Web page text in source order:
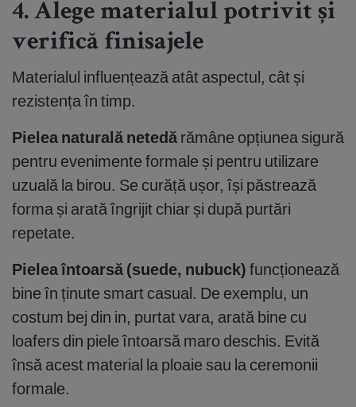
4. Alege materialul potrivit și
verifică finisajele
Materialul influențează atât aspectul, cât și
rezistența în timp.
Pielea naturală netedă rămâne opțiunea sigură
pentru evenimente formale și pentru utilizare
uzuală la birou. Se curăță ușor, își păstrează
forma și arată îngrijit chiar și după purtări
repetate.
Pielea întoarsă (suede, nubuck) funcționează
bine în ținute smart casual. De exemplu, un
costum bej din in, purtat vara, arată bine cu
loafers din piele întoarsă maro deschis. Evită
însă acest material la ploaie sau la ceremonii
formale.